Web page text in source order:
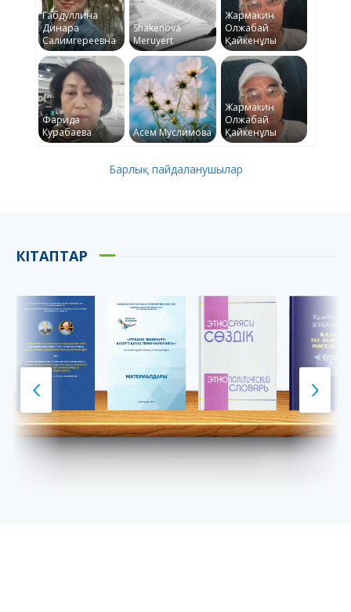
Габдуллина
Динара
Салимгереевна
Shakenova
Meruyert
Жармакин
Олжабай
Қайкенұлы
Фарида
Курабаева
Асем Муслимова
Жармакин
Олжабай
Қайкенұлы
Барлық пайдаланушылар
КІТАПТАР